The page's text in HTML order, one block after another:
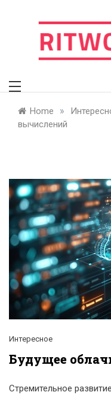
Home »
вычислений
Интересное
Будущее
Стремительное